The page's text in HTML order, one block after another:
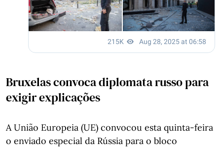
Bruxelas convoca diplomata russo para
exigir explicações
A União Europeia (UE) convocou esta quinta-feira
o enviado especial da Rússia para o bloco